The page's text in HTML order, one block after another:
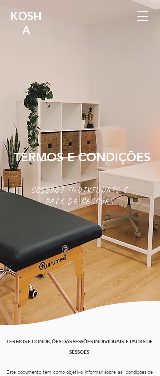
KOSH
A
TERMOS E CONDIÇÕES
SESSÕES INDIVIDUAIS E
PACK DE SESSÕES
TERMOS E CONDIÇÕES DAS SESSÕES INDIVIDUAIS E PACKS DE
SESSÕES
Este documento tem como objetivo informar sobre as condições de